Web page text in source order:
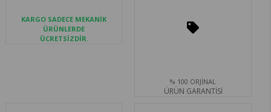
KARGO SADECE MEKANİK
ÜRÜNLERDE
ÜCRETSİZDİR.
% 100 ORJİNAL
ÜRÜN GARANTİSİ